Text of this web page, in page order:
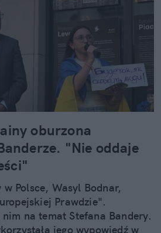
oburzona
"Nie oddaje
Polsce, Wasyl Bodnar,
Prawdzie".
na temat Stefana Bandery.
jego wypowiedź w